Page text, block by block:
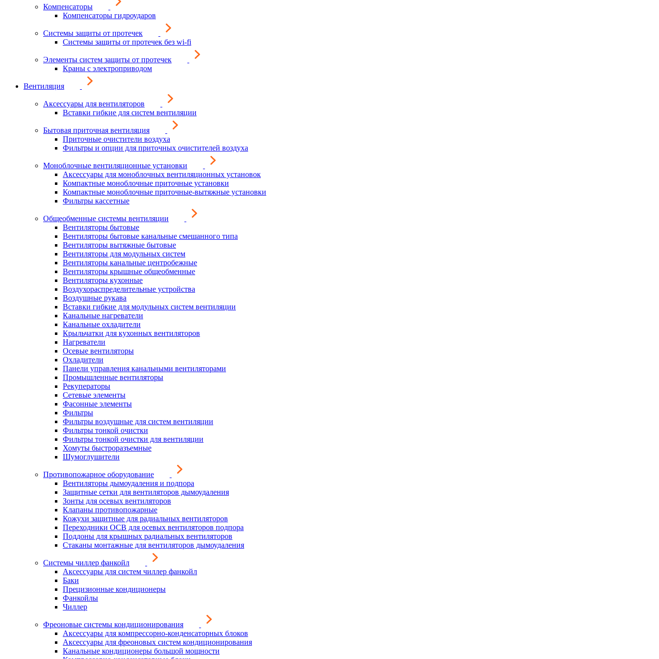
Компенсаторы
Компенсаторы гидроударов
Системы защиты от протечек
Системы защиты от протечек без wi-fi
Элементы систем защиты от протечек
Краны с электроприводом
Вентиляция
Аксессуары для вентиляторов
Вставки гибкие для систем вентиляции
Бытовая приточная вентиляция
Приточные очистители воздуха
Фильтры и опции для приточных очистителей воздуха
Моноблочные вентиляционные установки
Аксессуары для моноблочных вентиляционных установок
Компактные моноблочные приточные установки
Компактные моноблочные приточные-вытяжные установки
Фильтры кассетные
Общеобменные системы вентиляции
Вентиляторы бытовые
Вентиляторы бытовые канальные смешанного типа
Вентиляторы вытяжные бытовые
Вентиляторы для модульных систем
Вентиляторы канальные центробежные
Вентиляторы крышные общеобменные
Вентиляторы кухонные
Воздухораспределительные устройства
Воздушные рукава
Вставки гибкие для модульных систем вентиляции
Канальные нагреватели
Канальные охладители
Крыльчатки для кухонных вентиляторов
Нагреватели
Осевые вентиляторы
Охладители
Панели управления канальными вентиляторами
Промышленные вентиляторы
Рекуператоры
Сетевые элементы
Фасонные элементы
Фильтры
Фильтры воздушные для систем вентиляции
Фильтры тонкой очистки
Фильтры тонкой очистки для вентиляции
Хомуты быстроразъемные
Шумоглушители
Противопожарное оборудование
Вентиляторы дымоудаления и подпора
Защитные сетки для вентиляторов дымоудаления
Зонты для осевых вентиляторов
Клапаны противопожарные
Кожухи защитные для радиальных вентиляторов
Переходники ОСВ для осевых вентиляторов подпора
Поддоны для крышных радиальных вентиляторов
Стаканы монтажные для вентиляторов дымоудаления
Системы чиллер фанкойл
Аксессуары для систем чиллер фанкойл
Баки
Прецизионные кондиционеры
Фанкойлы
Чиллер
Фреоновые системы кондиционирования
Аксессуары для компрессорно-конденсаторных блоков
Аксессуары для фреоновых систем кондиционирования
Канальные кондиционеры большой мощности